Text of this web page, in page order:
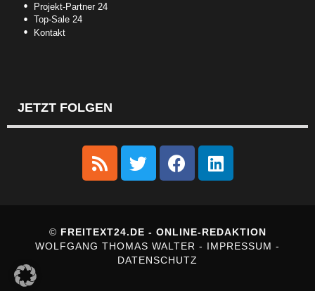
Projekt-Partner 24
Top-Sale 24
Kontakt
JETZT FOLGEN
© FREITEXT24.DE - ONLINE-REDAKTION
WOLFGANG THOMAS WALTER - IMPRESSUM -
DATENSCHUTZ